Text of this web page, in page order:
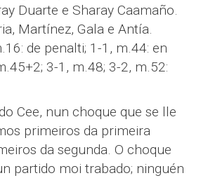
Duarte e Sharay Caamaño.
Martínez, Gala e Antía.
de penalti; 1-1, m.44: en
3-1, m.48; 3-2, m.52:
Cee, nun choque que se lle
primeiros da primeira
da segunda. O choque
partido moi trabado; ninguén